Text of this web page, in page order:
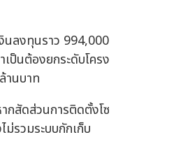
นลงทุนราว 994,000
ป็นต้องยกระดับโครง
านบาท
กสัดส่วนการติดตั้งโซ
รวมระบบกักเก็บ